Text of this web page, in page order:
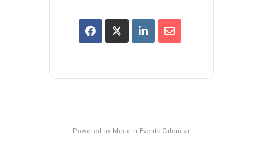
Powered by Modern Events Calendar